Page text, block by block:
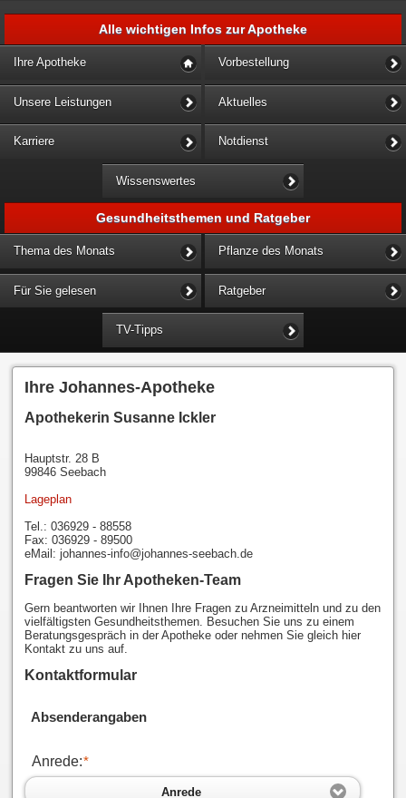
Alle wichtigen Infos zur Apotheke
Ihre Apotheke Vorbestellung
Unsere Leistungen Aktuelles
Karriere Notdienst
Wissenswertes
Gesundheitsthemen und Ratgeber
Thema des Monats Pflanze des Monats
Für Sie gelesen Ratgeber
TV-Tipps
Ihre Johannes-Apotheke
Apothekerin Susanne Ickler
Hauptstr. 28 B
99846 Seebach
Lageplan
Tel.: 036929 - 88558
Fax: 036929 - 89500
eMail: johannes-info@johannes-seebach.de
Fragen Sie Ihr Apotheken-Team
Gern beantworten wir Ihnen Ihre Fragen zu Arzneimitteln und zu den
vielfältigsten Gesundheitsthemen. Besuchen Sie uns zu einem
Beratungsgespräch in der Apotheke oder nehmen Sie gleich hier
Kontakt zu uns auf.
Kontaktformular
Absenderangaben
Anrede:*
Anrede